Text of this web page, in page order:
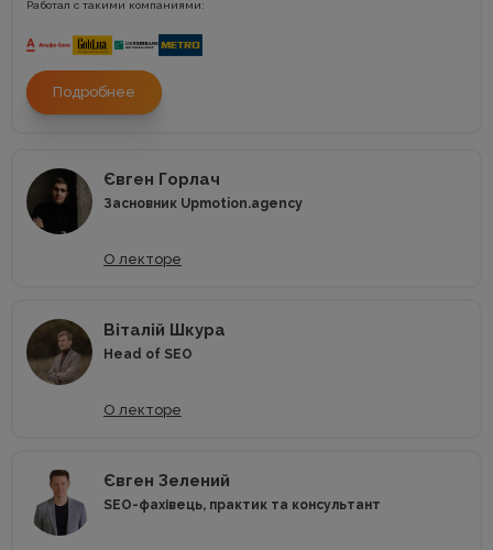
Работал с такими компаниями:
Подробнее
Євген Горлач
Засновник Upmotion.agency
О лекторе
Віталій Шкура
Head of SEO
О лекторе
Євген Зелений
SEO-фахівець, практик та консультант